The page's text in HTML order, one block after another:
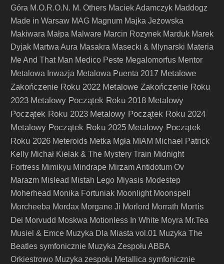
Góra M.O.R.O.N. M. Others Maciek Adamczyk Maddogz
Made in Warsaw MAG Magnum Majka Jeżowska
Makiwara Małpa Malware Marcin Rozynek Marduk Marek
Dyjak Martwa Aura Masakra Masecki & Mlynarski Materia
Me And That Man Medico Peste Megalomorfus Mentor
Metalowa Inwazja Metalowa Puenta 2017 Metalowe
Zakończenie Roku 2022 Metalowe Zakończenie Roku
2023 Metalowy Początek Roku 2018 Metalowy
Początek Roku 2023 Metalowy Początek Roku 2024
Metalowy Początek Roku 2025 Metalowy Początek
Roku 2026 Meteroids Metka Mgła MIAM Michael Patrick
Kelly Michał Kielak & The Mystery Train Midnight
Fortress Mimikyu Mindrape Mirzam Antidotum Ov
Marazm Mislead Mistah Lego Miyasis Modestep
Moherhead Monika Fortuniak Moonlight Moonspell
Morcheeba Mordax Morgane Ji Morlord Morrath Mortis
Dei Morvudd Moskwa Motionless In White Moyra Mr.Tea
Musiel & Emce Muzyka Dla Miasta vol.01 Muzyka The
Beatles symfonicznie Muzyka Zespołu ABBA
Orkiestrowo Muzyka zespołu Metallica symfonicznie